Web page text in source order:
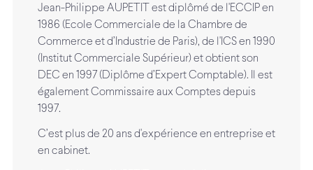
Jean-Philippe AUPETIT est diplômé de l'ECCIP en
1986 (Ecole Commerciale de la Chambre de
Commerce et d’Industrie de Paris), de l'ICS en 1990
(Institut Commerciale Supérieur) et obtient son
DEC en 1997 (Diplôme d’Expert Comptable). Il est
également Commissaire aux Comptes depuis
1997.
C’est plus de 20 ans d'expérience en entreprise et
en cabinet.